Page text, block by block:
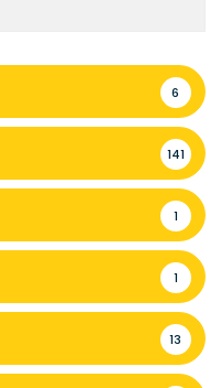
6
141
1
1
13